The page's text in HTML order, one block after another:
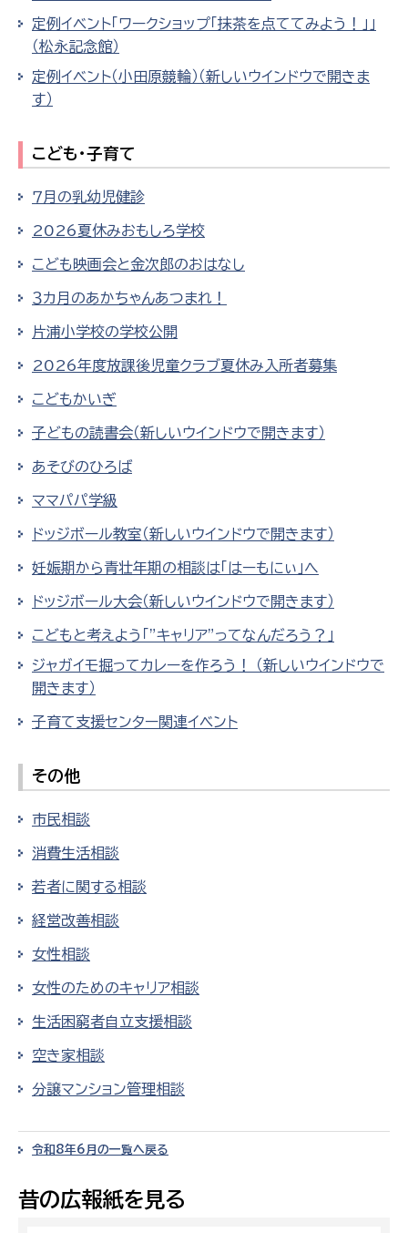
昔の広報紙を見る
定例イベント「ワークショップ「抹茶を点ててみよう！」」
（松永記念館）
定例イベント（小田原競輪）（新しいウインドウで開きま
す）
こども・子育て
７月の乳幼児健診
2026夏休みおもしろ学校
こども映画会と金次郎のおはなし
３カ月のあかちゃんあつまれ！
片浦小学校の学校公開
2026年度放課後児童クラブ夏休み入所者募集
こどもかいぎ
子どもの読書会（新しいウインドウで開きます）
あそびのひろば
ママパパ学級
ドッジボール教室（新しいウインドウで開きます）
妊娠期から青壮年期の相談は「はーもにぃ」へ
ドッジボール大会（新しいウインドウで開きます）
こどもと考えよう「”キャリア”ってなんだろう？」
ジャガイモ掘ってカレーを作ろう！ （新しいウインドウで
開きます）
子育て支援センター関連イベント
その他
市民相談
消費生活相談
若者に関する相談
経営改善相談
女性相談
女性のためのキャリア相談
生活困窮者自立支援相談
空き家相談
分譲マンション管理相談
令和8年6月の一覧へ戻る